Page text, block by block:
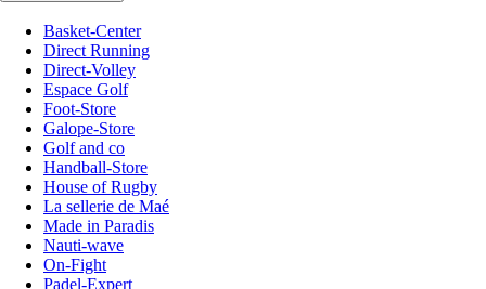
Basket-Center
Direct Running
Direct-Volley
Espace Golf
Foot-Store
Galope-Store
Golf and co
Handball-Store
House of Rugby
La sellerie de Maé
Made in Paradis
Nauti-wave
On-Fight
Padel-Expert